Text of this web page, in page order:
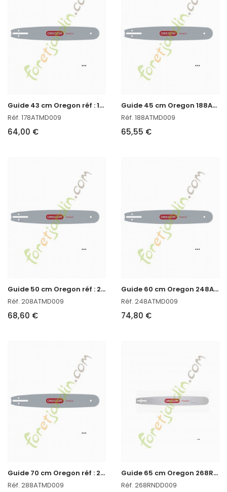
G
uide 43 cm Oregon réf : 178ATMD009
Réf. 178ATMD009
64,00 €
G
uide 45 cm Oregon 188ATMD009
Réf. 188ATMD009
65,55 €
G
uide 50 cm Oregon réf : 208ATMD009 en stock
Réf. 208ATMD009
68,60 €
G
uide 60 cm Oregon 248ATMD009
Réf. 248ATMD009
74,80 €
G
uide 70 cm Oregon réf : 288ATMD009 en stock
Réf. 288ATMD009
G
uide 65 cm Oregon 268RNDD009
Réf. 268RNDD009